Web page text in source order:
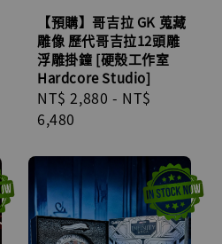
【預購】哥吉拉 GK 蒐藏
雕像 歷代哥吉拉12頭雕
浮雕掛鐘 [硬殼工作室
Hardcore Studio]
Regular
price
NT$ 2,880 - NT$
6,480